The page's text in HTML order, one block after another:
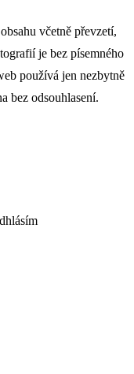
včetně převzetí,
je bez písemného
používá jen nezbytně
bez odsouhlasení.